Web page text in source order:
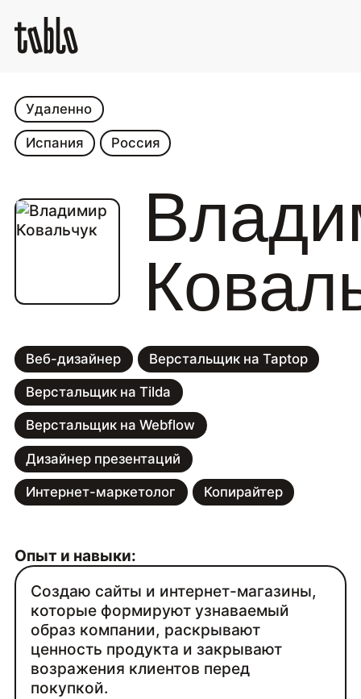
Веб-дизайнер Верстальщик на Taptop
Верстальщик на Tilda
Верстальщик на Webflow
Дизайнер презентаций
Интернет-маркетолог Копирайтер
Удаленно
Испания Россия
Опыт и навыки:
Создаю сайты и интернет-магазины,
которые формируют узнаваемый
образ компании, раскрывают
ценность продукта и закрывают
возражения клиентов перед
покупкой.